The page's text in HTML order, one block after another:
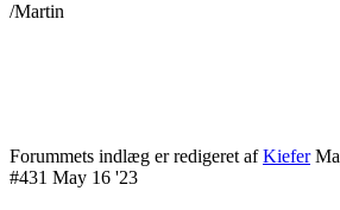
/Martin
Forummets indlæg er redigeret afKiefer
#431 May 16 '23